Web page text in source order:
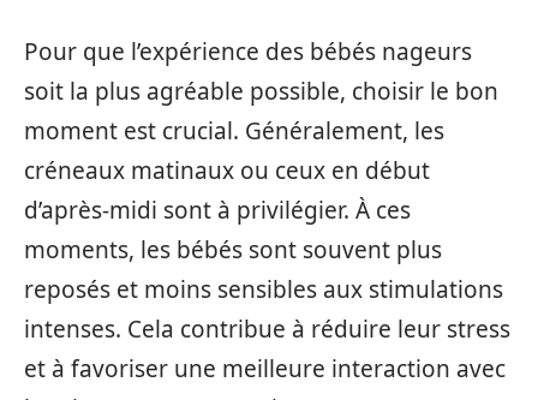
Pour que l’expérience des bébés nageurs
soit la plus agréable possible, choisir le bon
moment est crucial. Généralement, les
créneaux matinaux ou ceux en début
d’après-midi sont à privilégier. À ces
moments, les bébés sont souvent plus
reposés et moins sensibles aux stimulations
intenses. Cela contribue à réduire leur stress
et à favoriser une meilleure interaction avec